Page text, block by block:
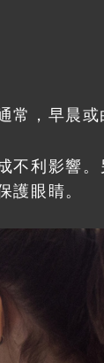
，早晨或
利影響
眼睛。